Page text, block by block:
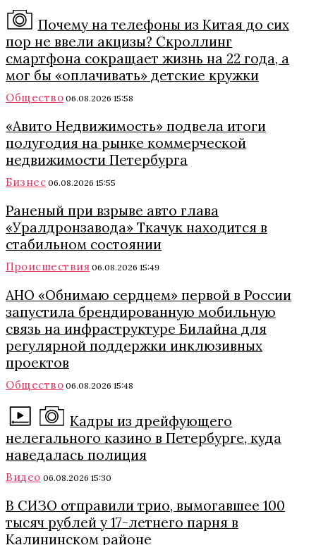
Почему на телефоны из Китая до сих
пор не ввели акцизы? Скроллинг
смартфона сокращает жизнь на 22 года, а
мог бы «оплачивать» детские кружки
Общество 06.08.2026 15:58
«Авито Недвижимость» подвела итоги
полугодия на рынке коммерческой
недвижимости Петербурга
Бизнес 06.08.2026 15:55
Раненый при взрыве авто глава
«Уралдронзавода» Ткачук находится в
стабильном состоянии
Происшествия 06.08.2026 15:49
АНО «Обнимаю сердцем» первой в России
запустила брендированную мобильную
связь на инфраструктуре Билайна для
регулярной поддержки инклюзивных
проектов
Общество 06.08.2026 15:48
Кадры из дрейфующего
нелегального казино в Петербурге, куда
наведалась полиция
Видео 06.08.2026 15:30
В СИЗО отправили трио, вымогавшее 100
тысяч рублей у 17-летнего парня в
Калининском районе